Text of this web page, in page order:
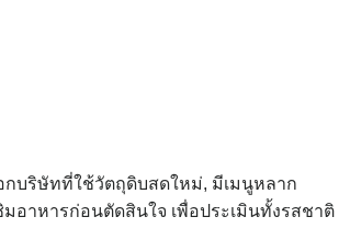
กบริษัทที่ใช้วัตถุดิบสดใหม่, มีเมนูหลาก
อาหารก่อนตัดสินใจ เพื่อประเมินทั้งรสชาติ